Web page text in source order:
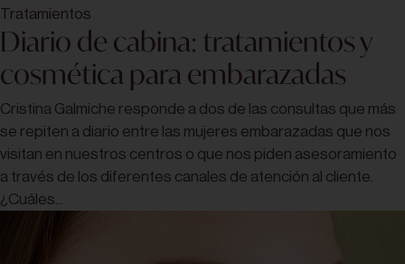
Tratamientos
Diario de cabina: tratamientos y
cosmética para embarazadas
Cristina Galmiche responde a dos de las consultas que más
se repiten a diario entre las mujeres embarazadas que nos
visitan en nuestros centros o que nos piden asesoramiento
a través de los diferentes canales de atención al cliente.
¿Cuáles...